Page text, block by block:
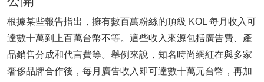
根據某些報告指出，擁有數百萬粉絲的頂級 KOL 每月收入可
達數十萬到上百萬台幣不等。這些收入來源包括廣告費、產
品銷售分成和代言費等。舉例來說，知名時尚網紅在與多家
奢侈品牌合作後，每月廣告收入即可達數十萬元台幣，再加